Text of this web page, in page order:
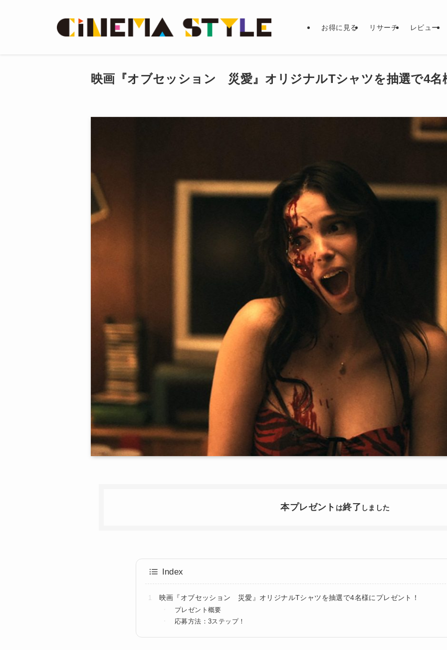
お得に見る リサーチ レビュー
映画『オブセッション 災愛』オリジナルTシャツを抽選で4名
本プレゼント は終了 しました
Index
映画『オブセッション 災愛』オリジナルTシャツを抽選で4名様にプレゼント！
プレゼント概要
応募方法：3ステップ！